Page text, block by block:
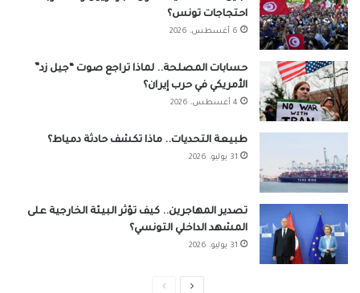
احتجاجات تونس؟
6 أغسطس، 2026
حسابات المصلحة.. لماذا تراجع صوت “جيل زد”
الأمريكي في حرب إيران؟
4 أغسطس، 2026
طبيعة التحديات.. ماذا تكشف حادثة دمياط؟
31 يوليو، 2026
تصدير المهاجرين.. كيف تؤثر البيئة الخارجية على
المشهد الداخلي التونسي؟
31 يوليو، 2026
الصفحةالصفحة